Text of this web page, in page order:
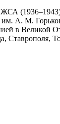
А. М.
в Великой
Ставрополя,